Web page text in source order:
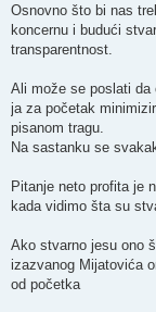
Osnovno što bi nas
koncernu i budući
transparentnost.
Ali može se poslati
ja za početak
pisanom tragu.
Na sastanku se
Pitanje neto profita je
kada vidimo šta su
Ako stvarno jesu ono
izazvanog Mijatovića
od početka